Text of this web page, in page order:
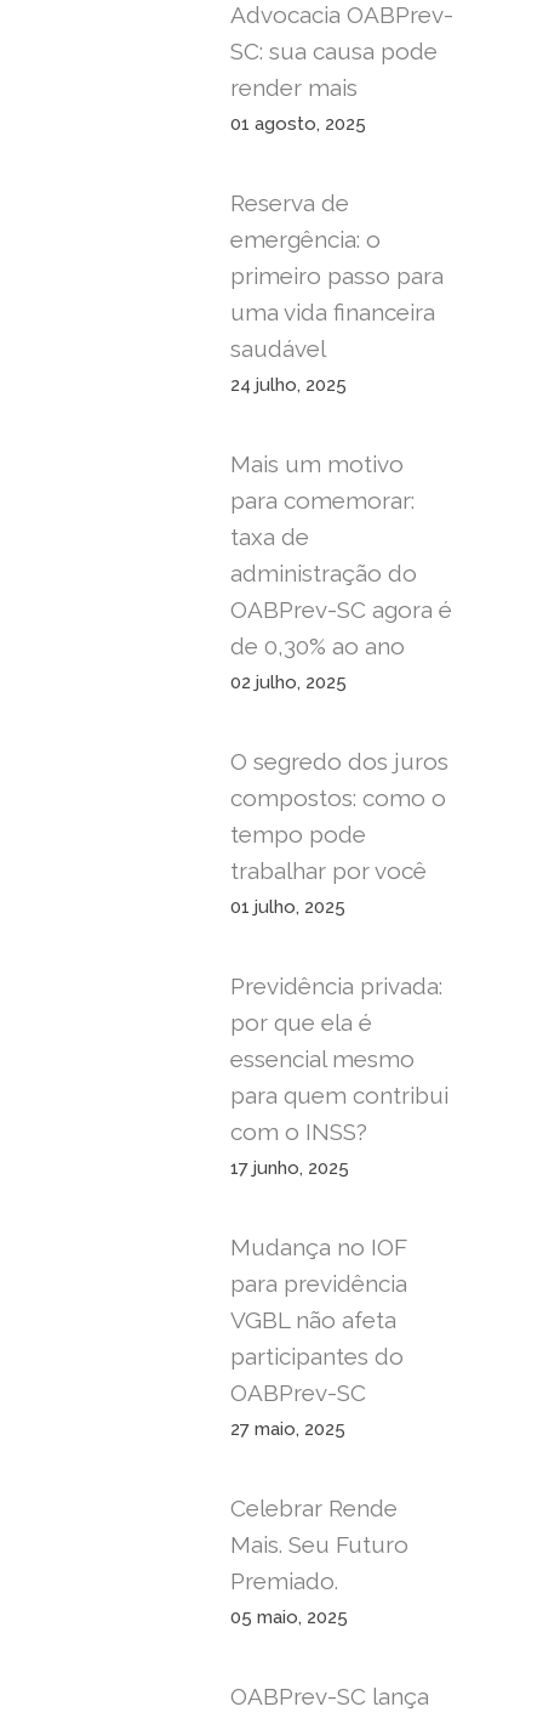
Advocacia OABPrev-
SC: sua causa pode
render mais
01 agosto, 2025
Reserva de
emergência: o
primeiro passo para
uma vida financeira
saudável
24 julho, 2025
Mais um motivo
para comemorar:
taxa de
administração do
OABPrev-SC agora é
de 0,30% ao ano
02 julho, 2025
O segredo dos juros
compostos: como o
tempo pode
trabalhar por você
01 julho, 2025
Previdência privada:
por que ela é
essencial mesmo
para quem contribui
com o INSS?
17 junho, 2025
Mudança no IOF
para previdência
VGBL não afeta
participantes do
OABPrev-SC
27 maio, 2025
Celebrar Rende
Mais. Seu Futuro
Premiado.
05 maio, 2025
OABPrev-SC lança